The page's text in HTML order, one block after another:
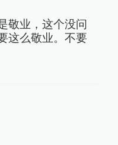
敬业，这个没问
这么敬业。不要